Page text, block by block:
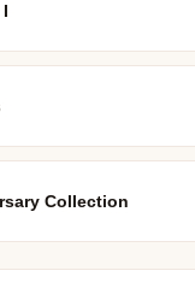
Collection